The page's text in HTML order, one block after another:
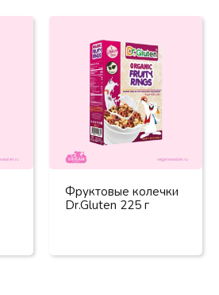
Фруктовые колечки
Dr.Gluten 225 г